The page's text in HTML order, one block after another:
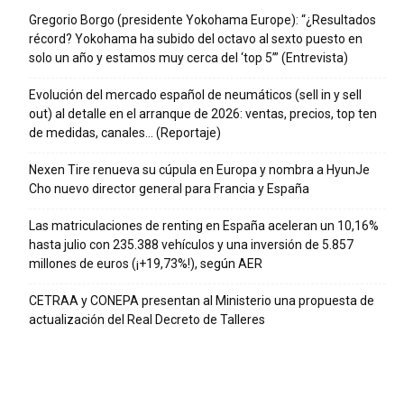
Gregorio Borgo (presidente Yokohama Europe): “¿Resultados
récord? Yokohama ha subido del octavo al sexto puesto en
solo un año y estamos muy cerca del ‘top 5’” (Entrevista)
Evolución del mercado español de neumáticos (sell in y sell
out) al detalle en el arranque de 2026: ventas, precios, top ten
de medidas, canales… (Reportaje)
Nexen Tire renueva su cúpula en Europa y nombra a HyunJe
Cho nuevo director general para Francia y España
Las matriculaciones de renting en España aceleran un 10,16%
hasta julio con 235.388 vehículos y una inversión de 5.857
millones de euros (¡+19,73%!), según AER
CETRAA y CONEPA presentan al Ministerio una propuesta de
actualización del Real Decreto de Talleres